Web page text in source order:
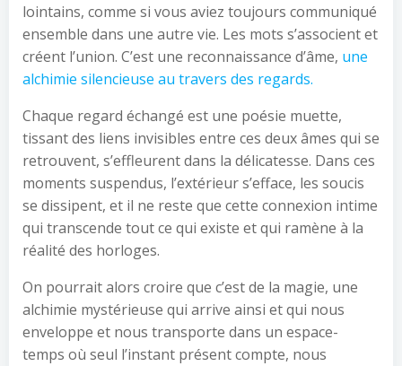
lointains, comme si vous aviez toujours communiqué
ensemble dans une autre vie. Les mots s’associent et
créent l’union. C’est une reconnaissance d’âme, une
alchimie silencieuse au travers des regards.
Chaque regard échangé est une poésie muette,
tissant des liens invisibles entre ces deux âmes qui se
retrouvent, s’effleurent dans la délicatesse. Dans ces
moments suspendus, l’extérieur s’efface, les soucis
se dissipent, et il ne reste que cette connexion intime
qui transcende tout ce qui existe et qui ramène à la
réalité des horloges.
On pourrait alors croire que c’est de la magie, une
alchimie mystérieuse qui arrive ainsi et qui nous
enveloppe et nous transporte dans un espace-
temps où seul l’instant présent compte, nous